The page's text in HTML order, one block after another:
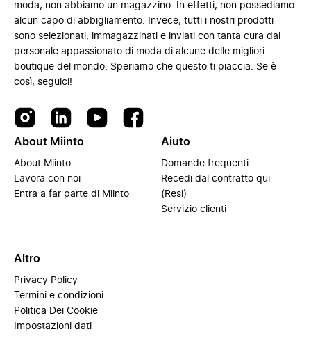
moda, non abbiamo un magazzino. In effetti, non possediamo
alcun capo di abbigliamento. Invece, tutti i nostri prodotti
sono selezionati, immagazzinati e inviati con tanta cura dal
personale appassionato di moda di alcune delle migliori
boutique del mondo. Speriamo che questo ti piaccia. Se è
così, seguici!
About Miinto
About Miinto
Lavora con noi
Entra a far parte di Miinto
Aiuto
Domande frequenti
Recedi dal contratto qui
(Resi)
Servizio clienti
Altro
Privacy Policy
Termini e condizioni
Politica Dei Cookie
Impostazioni dati